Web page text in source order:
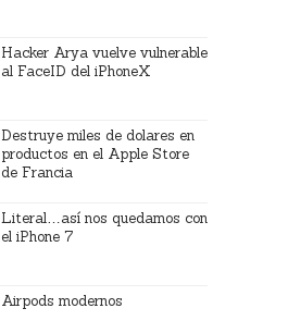
Hacker Arya vuelve vulnerable
al FaceID del iPhoneX
Destruye miles de dolares en
productos en el Apple Store
de Francia
Literal…así nos quedamos con
el iPhone 7
Airpods modernos